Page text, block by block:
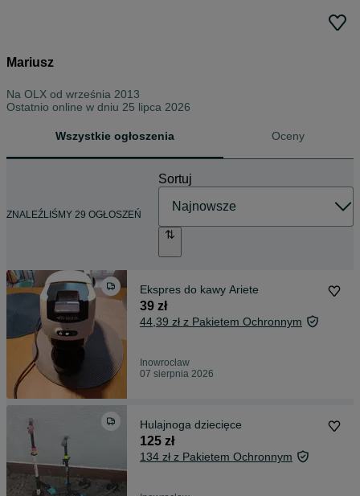
Mariusz
Na OLX od września 2013
Ostatnio online w dniu 25 lipca 2026
Wszystkie ogłoszenia Oceny
ZNALEŹLIŚMY 29 OGŁOSZEŃ
Sortuj
Ekspres do kawy Ariete
39 zł
44,39 zł z Pakietem Ochronnym
Inowrocław
07 sierpnia 2026
Hulajnoga dziecięce
125 zł
134 zł z Pakietem Ochronnym